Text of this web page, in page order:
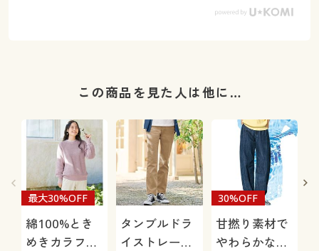
この商品を見た人は他に…
綿100%とき
めきカラフル
最大30%OFF
タンブルドラ
イストレート
甘撚り素材で
やわらかな着
30%OFF